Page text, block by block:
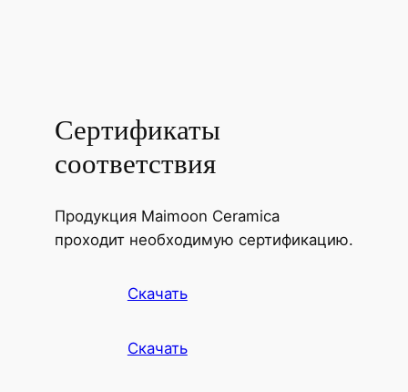
Сертификаты
соответствия
Продукция Maimoon Ceramica
проходит необходимую сертификацию.
Скачать
Скачать